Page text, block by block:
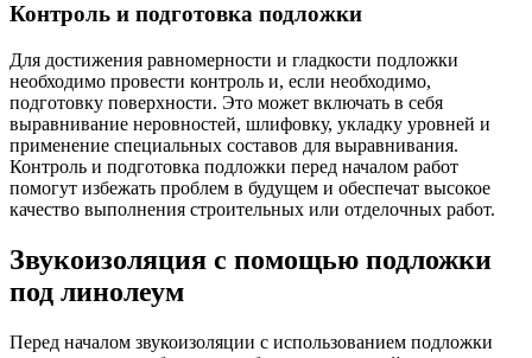
Контроль и подготовка подложки
Для достижения равномерности и гладкости подложки
необходимо провести контроль и, если необходимо,
подготовку поверхности. Это может включать в себя
выравнивание неровностей, шлифовку, укладку уровней и
применение специальных составов для выравнивания.
Контроль и подготовка подложки перед началом работ
помогут избежать проблем в будущем и обеспечат высокое
качество выполнения строительных или отделочных работ.
Звукоизоляция с помощью подложки
под линолеум
Перед началом звукоизоляции с использованием подложки